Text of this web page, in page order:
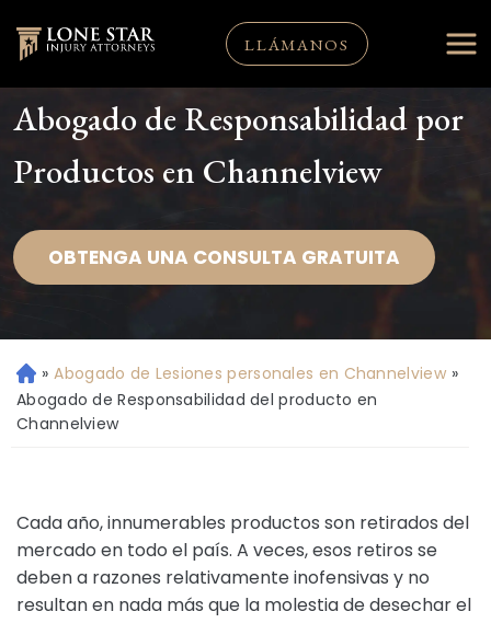
LLÁMANOS
Abogado de Responsabilidad por
Productos en Channelview
OBTENGA UNA CONSULTA GRATUITA
Ini
ci
o
» Abogado de Lesiones personales en Channelview »
Abogado de Responsabilidad del producto en
Channelview
Cada año, innumerables productos son retirados del
mercado en todo el país. A veces, esos retiros se
deben a razones relativamente inofensivas y no
resultan en nada más que la molestia de desechar el